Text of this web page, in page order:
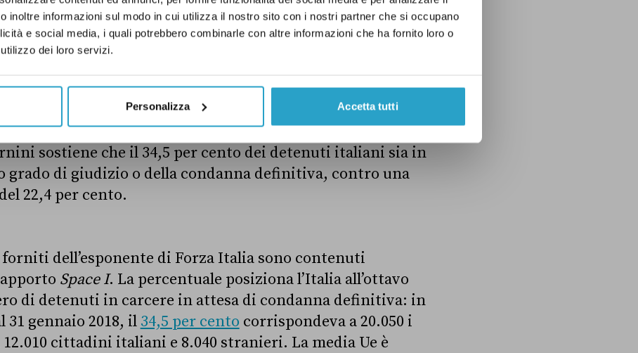
inoltre informazioni sul modo in cui utilizza il nostro sito con i nostri partner che si occupano
e social media, i quali potrebbero combinarle con altre informazioni che ha fornito loro o
dei loro servizi.
Personalizza Accetta tutti
d’Europa». Non hanno partecipato Albania, Belgio,
Ungheria, Malta, Ucraina e Turchia.
di condanna definitiva
sostiene che il 34,5 per cento dei detenuti italiani sia in
grado di giudizio o della condanna definitiva, contro una
22,4 per cento.
dell’esponente di Forza Italia sono contenuti
Space I. La percentuale posiziona l’Italia all’ottavo
di detenuti in carcere in attesa di condanna definitiva: in
gennaio 2018, il 34,5 per cento corrispondeva a 20.050 i
cittadini italiani e 8.040 stranieri. La media Ue è